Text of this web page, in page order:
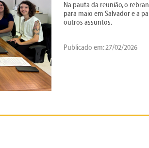
Na pauta da reunião, o
para maio em Salvador e a
outros assuntos.
Publicado em: 27/02/2026